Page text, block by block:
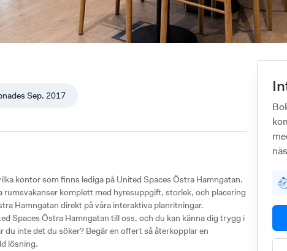
Sep. 2017
kontor som finns lediga på United Spaces Östra Hamngatan.
rumsvakanser komplett med hyresuppgift, storlek, och placering
Hamngatan direkt på våra interaktiva planritningar.
Spaces Östra Hamngatan till oss, och du kan känna dig trygg i
inte det du söker? Begär en offert så återkopplar en
lösning.